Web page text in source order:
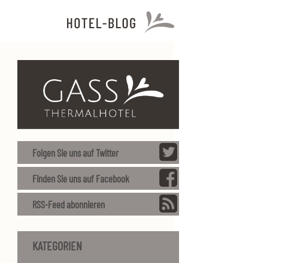
Folgen Sie uns auf Twitter
Finden Sie uns auf Facebook
RSS-Feed abonnieren
KATEGORIEN